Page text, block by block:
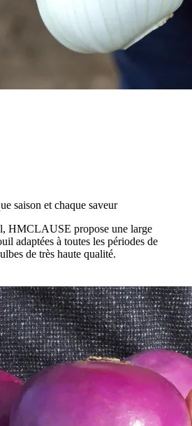
saison et chaque saveur
HMCLAUSE propose une large
adaptées à toutes les périodes de
de très haute qualité.